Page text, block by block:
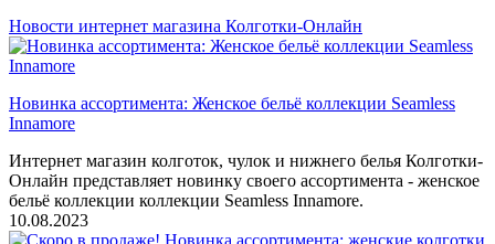
Новости интернет магазина Колготки-Онлайн
Новинка ассортимента: Женское бельё коллекции Seamless
Innamore
Интернет магазин колготок, чулок и нижнего белья Колготки-
Онлайн представляет новинку своего ассортимента - женское
бельё коллекции коллекции Seamless Innamore.
10.08.2023